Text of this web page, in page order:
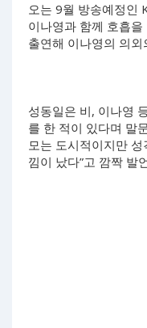
오는 9월 방송예정인
이나영과 함께 호흡을
출연해 이나영의 의
성동일은 비, 이나영
를 한 적이 있다며 말
모는 도시적이지만
낌이 났다”고 깜짝 발